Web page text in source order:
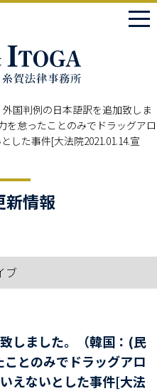
外国判例の日本語訳を追加致しま
を怠ったことのみでドラッグアロ
した事件[大法院2021.01.14.宣
新情報
ブ
しました。（韓国：(民
とのみでドラッグアロ
えないとした事件[大法